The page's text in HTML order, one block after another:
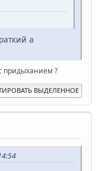
а
придыханием ?
ВЫДЕЛЕННОЕ